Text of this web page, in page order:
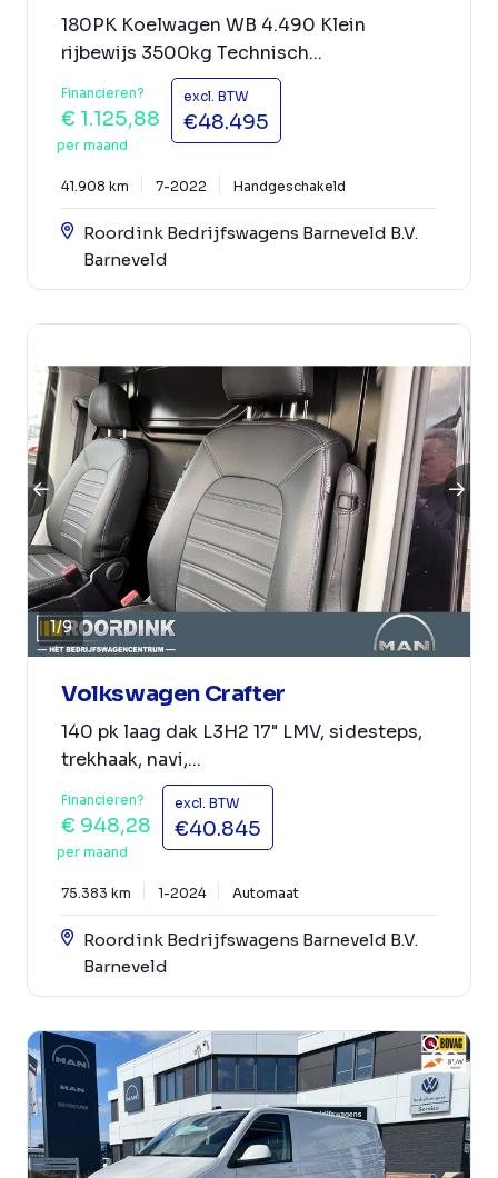
180PK Koelwagen WB 4.490 Klein
rijbewijs 3500kg Technisch...
Financieren?
€ 1.125,88
per maand
excl. BTW
€48.495
41.908 km 7-2022 Handgeschakeld
Roordink Bedrijfswagens Barneveld B.V.
Barneveld
1/9
Volkswagen Crafter
140 pk laag dak L3H2 17" LMV, sidesteps,
trekhaak, navi,...
Financieren?
€ 948,28
per maand
excl. BTW
€40.845
75.383 km 1-2024 Automaat
Roordink Bedrijfswagens Barneveld B.V.
Barneveld